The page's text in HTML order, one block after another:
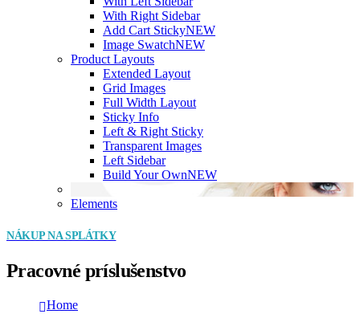
With Right Sidebar
Add Cart StickyNEW
Image SwatchNEW
Product Layouts
Extended Layout
Grid Images
Full Width Layout
Sticky Info
Left & Right Sticky
Transparent Images
Left Sidebar
Build Your OwnNEW
Elements
NÁKUP NA SPLÁTKY
Pracovné príslušenstvo
Home